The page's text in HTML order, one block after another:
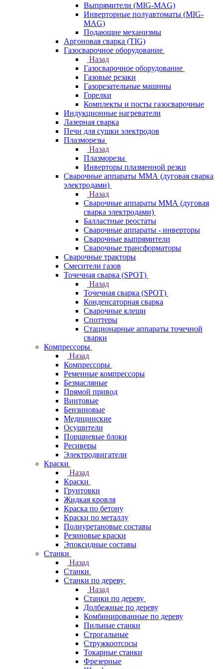
Выпрямители (MIG-MAG)
Инверторные полуавтоматы (MIG-
MAG)
Подающие механизмы
Аргоновая сварка (TIG)
Газосварочное оборудование
Назад
Газосварочное оборудование
Газовые резаки
Газорезательные машины
Горелки
Комплекты и посты газосварочные
Индукционные нагреватели
Лазерная сварка
Печи для сушки электродов
Плазморезы
Назад
Плазморезы
Инверторы плазменной резки
Сварочные аппараты ММА (дуговая сварка
электродами)
Назад
Сварочные аппараты ММА (дуговая
сварка электродами)
Балластные реостаты
Сварочные аппараты - инверторы
Сварочные выпрямители
Сварочные трансформаторы
Сварочные тракторы
Смесители газов
Точечная сварка (SPOT)
Назад
Точечная сварка (SPOT)
Конденсаторная сварка
Сварочные клещи
Споттеры
Стационарные аппараты точечной
сварки
Компрессоры
Назад
Компрессоры
Ременные компрессоры
Безмасляные
Прямой привод
Винтовые
Бензиновые
Медицинские
Осушители
Поршневые блоки
Ресиверы
Электродвигатели
Краски
Назад
Краски
Грунтовки
Жидкая кровля
Краска по бетону
Краски по металлу
Полиуретановые составы
Резиновые краски
Эпоксидные составы
Станки
Назад
Станки
Станки по дереву
Назад
Станки по дереву
Долбежные по дереву
Комбинированные по дереву
Пильные станки
Строгальные
Стружкоотсосы
Токарные станки
Фрезерные